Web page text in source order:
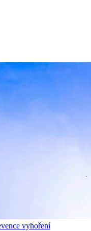
vyhoření